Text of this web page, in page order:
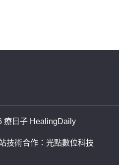
療日子 HealingDaily
技術合作： 光點數位科技